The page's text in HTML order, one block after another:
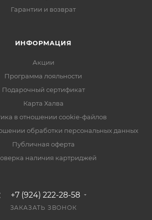
Гарантии и возврат
ИНФОРМАЦИЯ
Акции
Программа лояльности
Подарочный сертификат
Карта Халва
в отношении cookie-файлов
обработки персональных данных
Публичная оферта
наличия картриджей
+7 (924) 222-28-58
ЗАКАЗАТЬ ЗВОНОК